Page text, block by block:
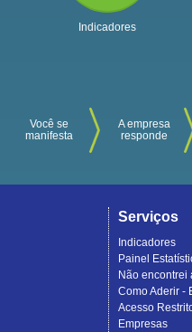
Indicadores
Você se
manifesta
A empresa
responde
Serviços
Indicadores
Painel
Não encontrei
Como Aderir -
Acesso
Empresas